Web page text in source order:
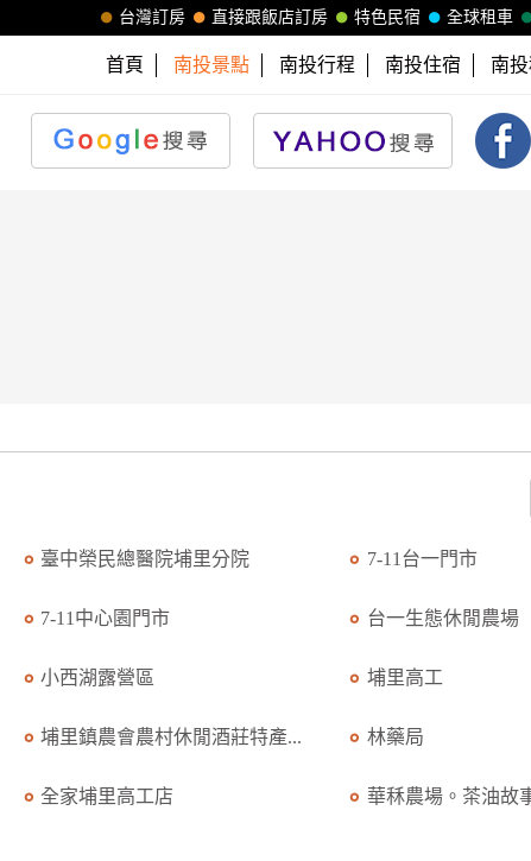
全球租車
特色民宿
直接跟飯店訂房
台灣訂房
首頁 南投景點 南投行程 南投住宿 南
臺中榮民總醫院埔里分院 7-11台一門市
7-11中心園門市 台一生態休閒農場
小西湖露營區 埔里高工
埔里鎮農會農村休閒酒莊特產... 林藥局
全家埔里高工店 華秝農場。茶油故